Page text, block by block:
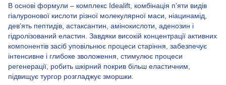
В основі формули – комплекс Idealift, комбінація п’яти видів
гіалуронової кислоти різної молекулярної маси, ніацинамід,
дев’ять пептидів, астаксантин, амінокислоти, аденозин і
гідролізований еластин. Завдяки високій концентрації активних
компонентів засіб уповільнює процеси старіння, забезпечує
інтенсивне і глибоке зволоження, стимулює процеси
регенерації, робить шкірний покрив більш еластичним,
підвищує тургор розгладжує зморшки.